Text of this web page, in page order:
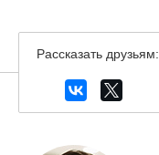
Рассказать друзьям: